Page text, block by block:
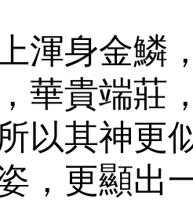
渾身金鱗
華貴端莊
以其神更
，更顯出